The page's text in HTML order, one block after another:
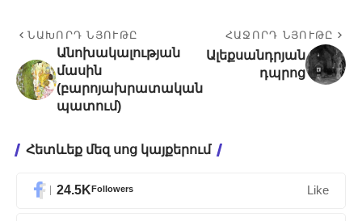
ՆԱԽՈՐԴ ՆՅՈՒԹԸ
Անոխակալության
մասին
(բարոյախրատական
պատում)
ՀԱՋՈՐԴ ՆՅՈՒԹԸ
Ալեքսանդրյան
դպրոց
Հետևեք մեզ սոց կայքերում
24.5KFollowers Like